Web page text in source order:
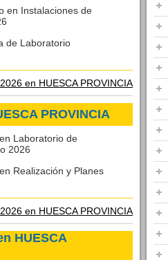
en Instalaciones de
de Laboratorio
en HUESCA PROVINCIA
PROVINCIA
Laboratorio de
2026
Realización y Planes
en HUESCA PROVINCIA
HUESCA